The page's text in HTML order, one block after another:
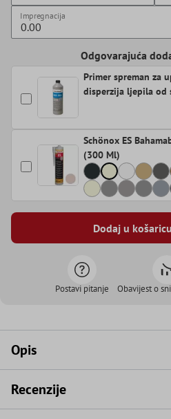
Impregnacija
Odgovarajuća
Primer spreman za
disperzija ljepila od
Schönox ES
(300 Ml)
Dodaj u košaricu
Postavi pitanje Obavijest o
Opis
Recenzije